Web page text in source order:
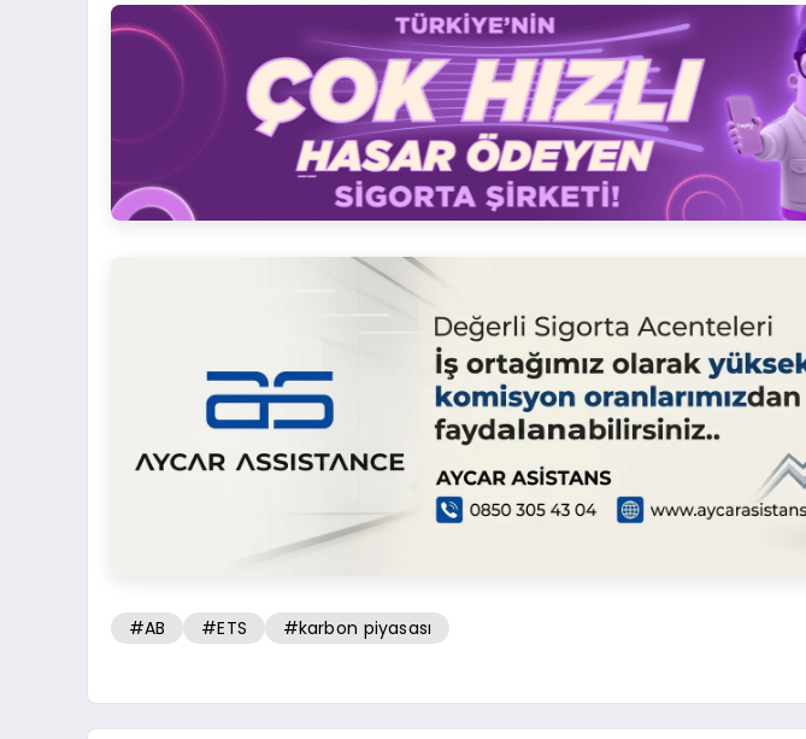
#AB #ETS #karbon piyasası